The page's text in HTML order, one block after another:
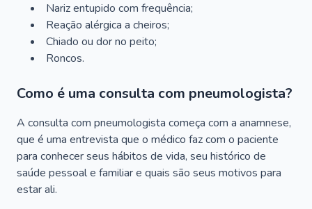
Nariz entupido com frequência;
Reação alérgica a cheiros;
Chiado ou dor no peito;
Roncos.
Como é uma consulta com pneumologista?
A consulta com pneumologista começa com a anamnese,
que é uma entrevista que o médico faz com o paciente
para conhecer seus hábitos de vida, seu histórico de
saúde pessoal e familiar e quais são seus motivos para
estar ali.